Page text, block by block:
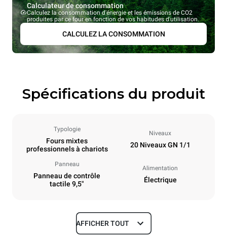
Calculateur de consommation
Calculez la consommation d'énergie et les émissions de CO2
produites par ce four en fonction de vos habitudes d'utilisation.
CALCULEZ LA CONSOMMATION
Spécifications du produit
Typologie
Fours mixtes
professionnels à chariots
Niveaux
20 Niveaux GN 1/1
Panneau
Panneau de contrôle
tactile 9,5"
Alimentation
Électrique
Dimensions
AFFICHER TOUT